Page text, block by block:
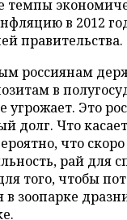
в 2012
правительства.
россиянам
в
угрожает. Это
долг. Что
что
рай для
того, чтобы
зоопарке